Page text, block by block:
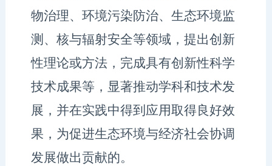
物治理、环境污染防治、生态环境监
测、核与辐射安全等领域，提出创新
性理论或方法 ， 完成具有创新性科学
技术成果等 ，显著推动学科和技术发
展 ，并在实践中得到应用取得良好效
果， 为促进生态环境与经济社会协调
发展做出贡献的。